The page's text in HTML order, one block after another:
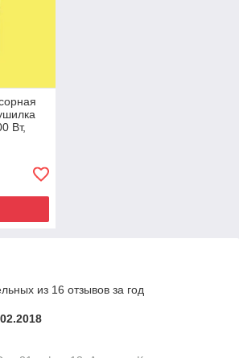
Вт,
из 16 отзывов за год